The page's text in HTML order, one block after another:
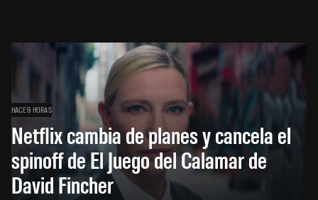
HACE 9 HORAS
Netflix cambia de planes y cancela el
spinoff de El Juego del Calamar de
David Fincher